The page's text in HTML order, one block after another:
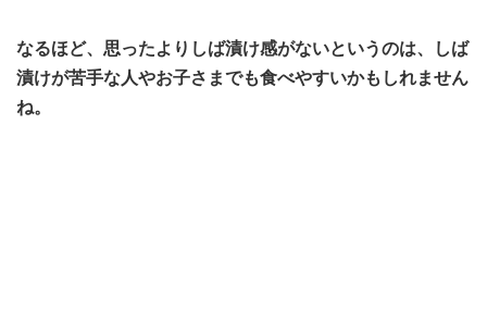
なるほど、思ったよりしば漬け感がないというのは、しば
漬けが苦手な人やお子さまでも食べやすいかもしれません
ね。